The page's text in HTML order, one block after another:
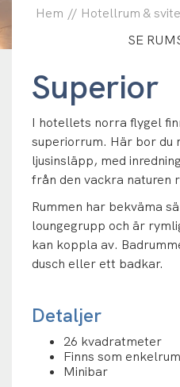
Hem // Hotellrum &
SE
Superior
I hotellets norra flygel
superiorrum. Här bor du
ljusinsläpp, med
från den vackra naturen
Rummen har bekväma
loungegrupp och är
kan koppla av.
dusch eller ett badkar.
Detaljer
26 kvadratmeter
Finns som
Minibar